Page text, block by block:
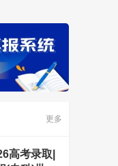
更多
高考录取|